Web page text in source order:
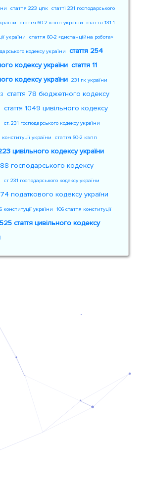
стаття 223 цпк статті 231 господарського
стаття 60-2 кзпп україни стаття 131-1
україни стаття 60-2 «дистанційна робота»
кодексу україни
стаття 254
кодексу україни стаття 11
кодексу україни 231 гк україни
стаття 78 бюджетного кодексу
стаття 1049 цивільного кодексу
ст. 231 господарського кодексу україни
україни стаття 60-2 кзпп
цивільного кодексу україни
господарського кодексу
ст 231 господарського кодексу україни
податкового кодексу україни
конституції україни 106 стаття конституції
525 стаття цивільного кодексу